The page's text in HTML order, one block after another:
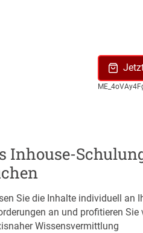
Inhouse-
Sie die Inhalte individuell an
an und profitieren Sie
Wissensvermittlung